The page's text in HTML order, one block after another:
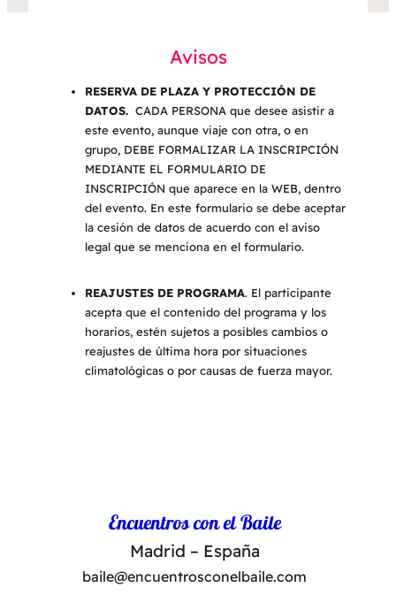
Avisos
RESERVA DE PLAZA Y PROTECCIÓN DE
DATOS. CADA PERSONA que desee asistir a
este evento, aunque viaje con otra, o en
grupo, DEBE FORMALIZAR LA INSCRIPCIÓN
MEDIANTE EL FORMULARIO DE
INSCRIPCIÓN que aparece en la WEB, dentro
del evento. En este formulario se debe aceptar
la cesión de datos de acuerdo con el aviso
legal que se menciona en el formulario.
REAJUSTES DE PROGRAMA. El participante
acepta que el contenido del programa y los
horarios, estén sujetos a posibles cambios o
reajustes de última hora por situaciones
climatológicas o por causas de fuerza mayor.
Encuentros con el Baile
Madrid – España
baile@encuentrosconelbaile.com